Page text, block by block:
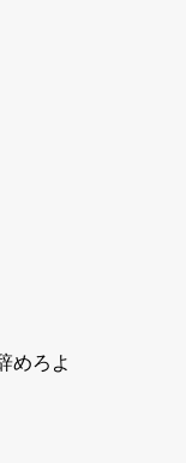
めろよ